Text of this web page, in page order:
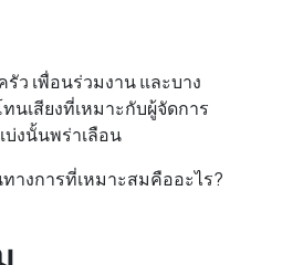
ว เพื่อนร่วมงาน และบาง
นเสียงที่เหมาะกับผู้จัดการ
งนั้นพร่าเลือน
างการที่เหมาะสมคืออะไร?